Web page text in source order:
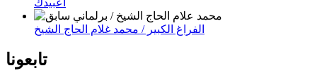
اعبيدك
الفراغ الكبير / محمد غلام الحاج الشيخ
تابعونا